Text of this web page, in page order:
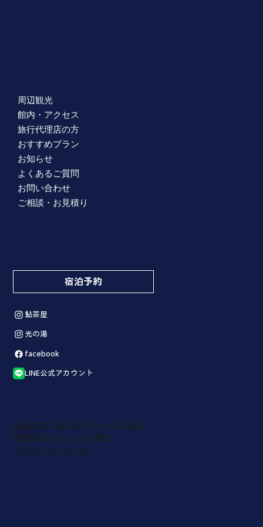
周辺観光
館内・アクセス
旅行代理店の方
おすすめプラン
お知らせ
よくあるご質問
お問い合わせ
ご相談・お見積り
宿泊予約
鮎茶屋
光の湯
facebook
LINE公式アカウント
宿泊約款・個人様用キャンセル規定
団体様向けキャンセル規定
プライバシーポリシー